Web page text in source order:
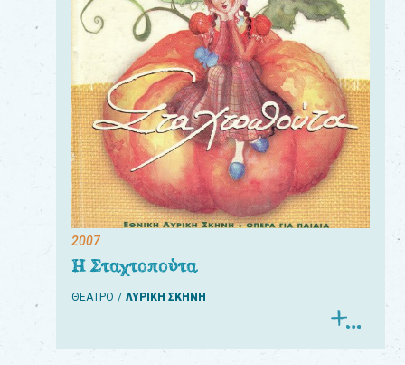
2007
Η Σταχτοπούτα
ΘΕΑΤΡΟ ΛΥΡΙΚΗ ΣΚΗΝΗ